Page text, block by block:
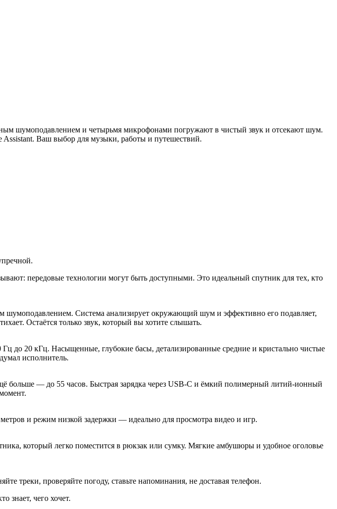
шумоподавлением и четырьмя микрофонами погружают в чистый звук и отсекают шум.
Assistant. Ваш выбор для музыки, работы и путешествий.
передовые технологии могут быть доступными. Это идеальный спутник для тех, кто
Система анализирует окружающий шум и эффективно его подавляет,
Остаётся только звук, который вы хотите слышать.
до 20 кГц. Насыщенные, глубокие басы, детализированные средние и кристально чистые
исполнитель.
больше — до 55 часов. Быстрая зарядка через USB-C и ёмкий полимерный литий-ионный
и режим низкой задержки — идеально для просмотра видео и игр.
который легко поместится в рюкзак или сумку. Мягкие амбушюры и удобное оголовье
треки, проверяйте погоду, ставьте напоминания, не доставая телефон.
знает, чего хочет.